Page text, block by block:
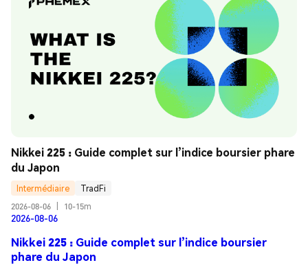
Nikkei 225 : Guide complet sur l’indice boursier phare
du Japon
Intermédiaire
TradFi
2026-08-06
10-15m
2026-08-06
Nikkei 225 : Guide complet sur l’indice boursier
phare du Japon